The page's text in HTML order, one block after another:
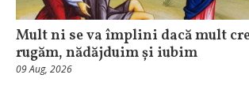
Mult ni se va împlini dacă mult
rugăm, nădăjduim și iubim
09 Aug, 2026